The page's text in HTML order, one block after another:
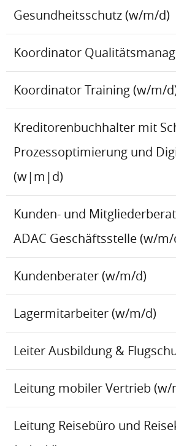
Gesundheitsschutz (w/m/d)
Koordinator
Koordinator Training (w/m/
Kreditorenbuchhalter mit
Prozessoptimierung und
(w|m|d)
Kunden- und
ADAC Geschäftsstelle (w/m/
Kundenberater (w/m/d)
Lagermitarbeiter (w/m/d)
Leiter Ausbildung &
Leitung mobiler Vertrieb (w/
Leitung Reisebüro und